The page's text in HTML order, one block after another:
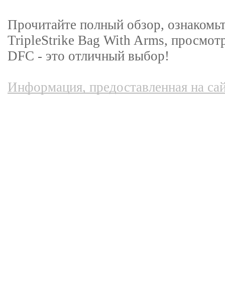
Прочитайте полный обзор,
TripleStrike Bag With Arms,
DFC - это отличный выбор!
Информация, предоставленная на